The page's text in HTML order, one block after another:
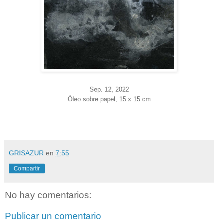
Sep. 12, 2022
Óleo sobre papel, 15 x 15 cm
GRISAZUR en 7:55
Compartir
No hay comentarios:
Publicar un comentario